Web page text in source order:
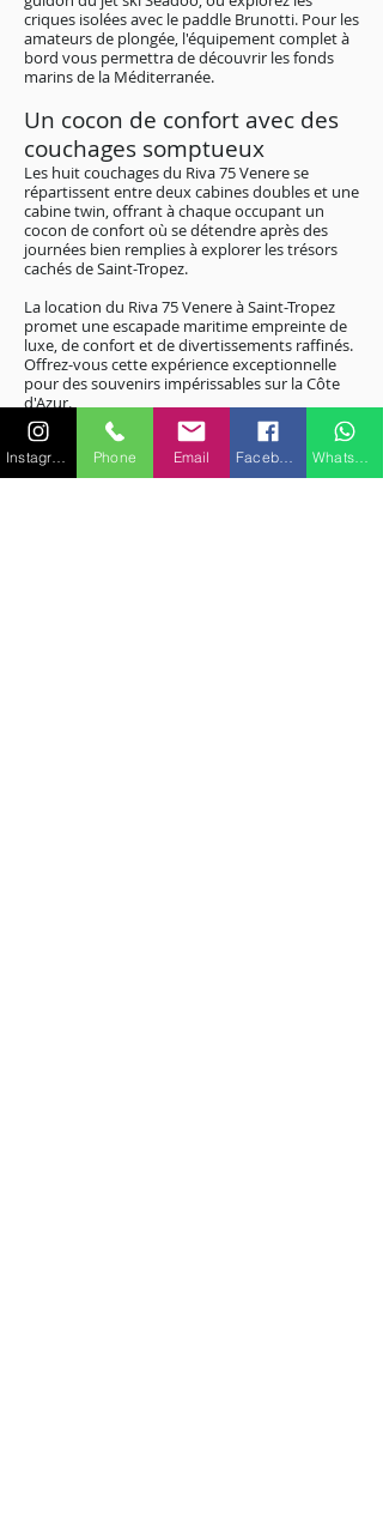
criques isolées avec le paddle Brunotti. Pour les
amateurs de plongée, l'équipement complet à
bord vous permettra de découvrir les fonds
marins de la Méditerranée.
Un cocon de confort avec des
couchages somptueux
Les huit couchages du Riva 75 Venere se
répartissent entre deux cabines doubles et une
cabine twin, offrant à chaque occupant un
cocon de confort où se détendre après des
journées bien remplies à explorer les trésors
cachés de Saint-Tropez.
La location du Riva 75 Venere à Saint-Tropez
promet une escapade maritime empreinte de
luxe, de confort et de divertissements raffinés.
Offrez-vous cette expérience exceptionnelle
pour des souvenirs impérissables sur la Côte
d'Azur.
Pour plus de renseignements sur les
caractéristiques ou équipements,
Phone Email